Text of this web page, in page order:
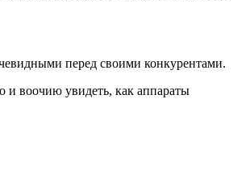
перед своими конкурентами.
и воочию увидеть, как аппараты